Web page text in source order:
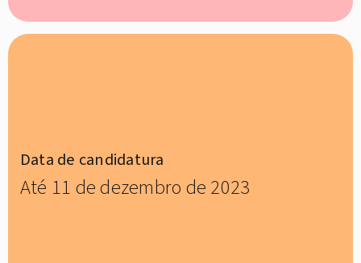
Data de candidatura
Até 11 de dezembro de 2023